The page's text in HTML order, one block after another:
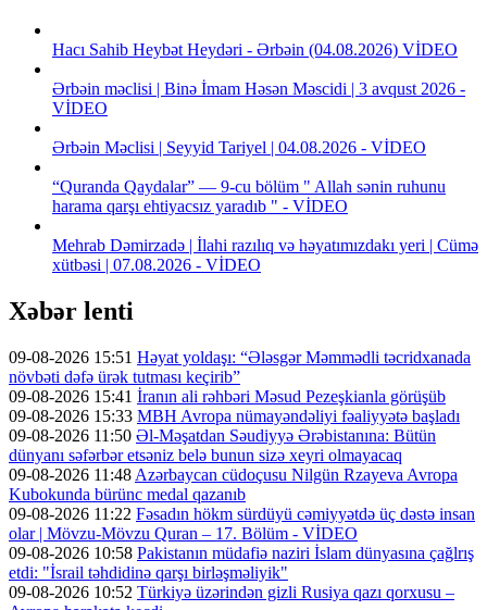
Hacı Sahib Heybət Heydəri - Ərbəin (04.08.2026) VİDEO
Ərbəin məclisi | Binə İmam Həsən Məscidi | 3 avqust 2026 -
VİDEO
Ərbəin Məclisi | Seyyid Tariyel | 04.08.2026 - VİDEO
“Quranda Qaydalar” — 9-cu bölüm " Allah sənin ruhunu
harama qarşı ehtiyacsız yaradıb " - VİDEO
Mehrab Dəmirzadə | İlahi razılıq və həyatımızdakı yeri | Cümə
xütbəsi | 07.08.2026 - VİDEO
Xəbər lenti
09-08-2026 15:51 Həyat yoldaşı: “Ələsgər Məmmədli təcridxanada
növbəti dəfə ürək tutması keçirib”
09-08-2026 15:41 İranın ali rəhbəri Məsud Pezeşkianla görüşüb
09-08-2026 15:33 MBH Avropa nümayəndəliyi fəaliyyətə başladı
09-08-2026 11:50 Əl-Məşatdan Səudiyyə Ərəbistanına: Bütün
dünyanı səfərbər etsəniz belə bunun sizə xeyri olmayacaq
09-08-2026 11:48 Azərbaycan cüdoçusu Nilgün Rzayeva Avropa
Kubokunda bürünc medal qazanıb
09-08-2026 11:22 Fəsadın hökm sürdüyü cəmiyyətdə üç dəstə insan
olar | Mövzu-Mövzu Quran – 17. Bölüm - VİDEO
09-08-2026 10:58 Pakistanın müdafiə naziri İslam dünyasına çağlrış
etdi: "İsrail təhdidinə qarşı birləşməliyik"
09-08-2026 10:52 Türkiyə üzərindən gizli Rusiya qazı qorxusu –